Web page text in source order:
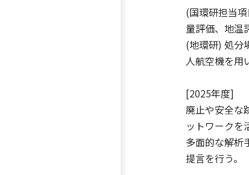
(国環研担当
量評価、地温
(地環研) 処分
人航空機を用
[2025年度]
廃止や安全な
ットワークを
多面的な解析
提言を行う。